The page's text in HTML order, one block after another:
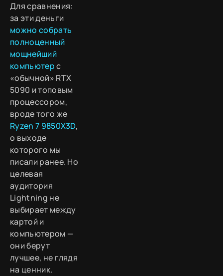
Для сравнения:
за эти деньги
можно собрать
полноценный
мощнейший
компьютерс
«обычной» RTX
5090 и топовым
процессором,
вроде того же
Ryzen 7 9850X3D,
о выходе
которого мы
писали ранее. Но
целевая
аудитория
Lightning не
выбирает между
картой и
компьютером —
они берут
лучшее, не глядя
на ценник.